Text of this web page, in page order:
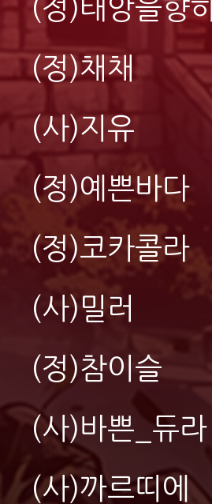
(정)태앙을향
(정)채채
(사)지유
(정)예쁜바다
(정)코카콜라
(사)밀러
(정)참이슬
(사)바쁜_듀라
(사)까르띠에